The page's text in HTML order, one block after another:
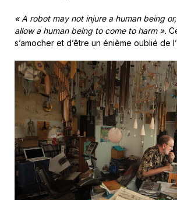
« A robot may not injure a human being
allow a human being to come to harm ».
s’amocher et d’être un énième oublié de